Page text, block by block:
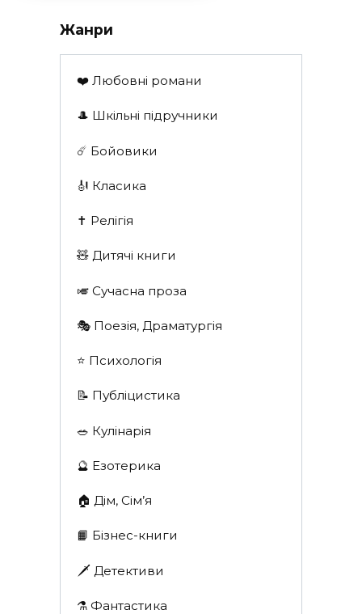
Жанри
❤️ Любовні романи
🎩 Шкільні підручники
☄️ Бойовики
🎻 Класика
✝️ Релігія
🧸 Дитячі книги
🎺 Сучасна проза
🎭 Поезія, Драматургія
⭐️ Психологія
📝 Публіцистика
🥗 Кулінарія
🔮 Езотерика
🏠 Дім, Сім’я
📙 Бізнес-книги
🗡 Детективи
⚗️ Фантастика